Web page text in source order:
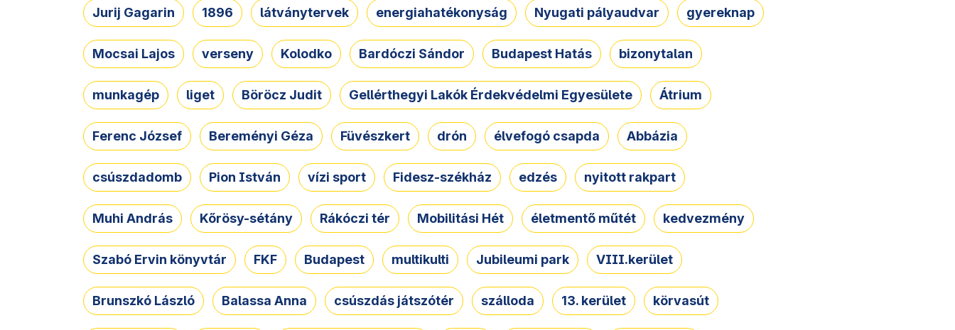
Jurij Gagarin 1896 látványtervek energiahatékonyság Nyugati pályaudvar gyereknap
Mocsai Lajos verseny Kolodko Bardóczi Sándor Budapest Hatás bizonytalan
munkagép liget Böröcz Judit Gellérthegyi Lakók Érdekvédelmi Egyesülete Átrium
Ferenc József Bereményi Géza Füvészkert drón élvefogó csapda Abbázia
csúszdadomb Pion István vízi sport Fidesz-székház edzés nyitott rakpart
Muhi András Kőrösy-sétány Rákóczi tér Mobilitási Hét életmentő műtét kedvezmény
Szabó Ervin könyvtár FKF Budapest multikulti Jubileumi park VIII.kerület
Brunszkó László Balassa Anna csúszdás játszótér szálloda 13. kerület körvasút